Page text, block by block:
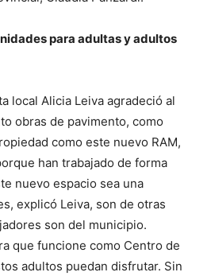
para adultas y adultos
local Alicia Leiva agradeció al
obras de pavimento, como
como este nuevo RAM,
han trabajado de forma
nuevo espacio sea una
explicó Leiva, son de otras
son del municipio.
que funcione como Centro de
adultos puedan disfrutar. Sin